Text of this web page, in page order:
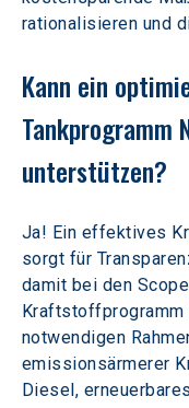
rationalisieren und
Kann ein
Tankprogramm
unterstützen?
Ja! Ein effektives
sorgt für
damit bei den
notwendigen
emissionsärmerer
Diesel,